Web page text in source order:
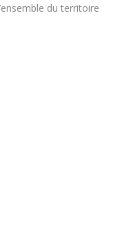
du territoire